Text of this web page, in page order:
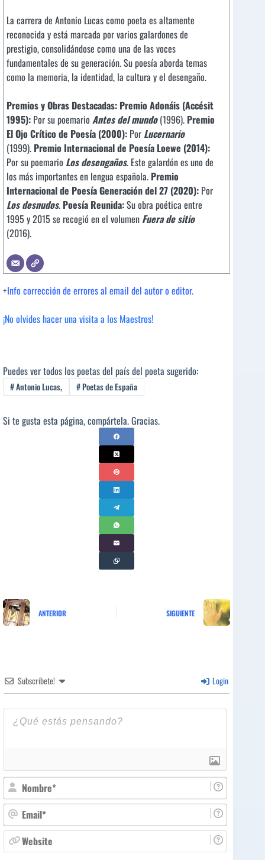
La carrera de Antonio Lucas como poeta es altamente
reconocida y está marcada por varios galardones de
prestigio, consolidándose como una de las voces
fundamentales de su generación. Su poesía aborda temas
como la memoria, la identidad, la cultura y el desengaño.
Premios y Obras Destacadas: Premio Adonáis (Accésit
1995): Por su poemario Antes del mundo(1996). Premio
El Ojo Crítico de Poesía (2000): Por Lucernario
(1999). Premio Internacional de Poesía Loewe (2014):
Por su poemario Los desengaños. Este galardón es uno de
los más importantes en lengua española. Premio
Internacional de Poesía Generación del 27 (2020): Por
Los desnudos. Poesía Reunida:Su obra poética entre
1995 y 2015 se recogió en el volumen Fuera de sitio
(2016).
+Info corrección de errores al email del autor o editor.
¡No olvides hacer una visita a los Maestros!
Puedes ver todos los poetas del país del poeta sugerido:
#Antonio Lucas, #Poetas de España
Si te gusta esta página, compártela. Gracias.
ANTERIOR SIGUIENTE
Subscríbete! Login
N
o
m
b
r
E
m
a
ie